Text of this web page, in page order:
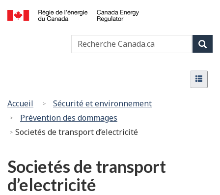
Passer
au
contenu
principal
Version
HTML
simplifiée
l’énergie
du
Canada
Vous
êtes
ici
Accueil
Sécurité et environnement
Prévention des dommages
Societés de transport d’electricité
Societés de transport
d’electricité